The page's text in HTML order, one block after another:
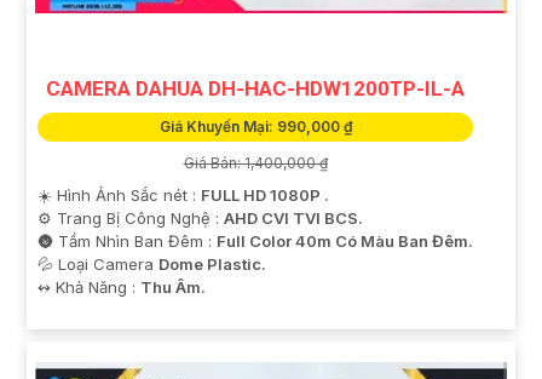
CAMERA DAHUA DH-HAC-HDW1200TP-IL-A
Giá Khuyến Mại: 990,000 ₫
Giá Bán: 1,400,000 ₫
☀️ Hình Ảnh Sắc nét : FULL HD 1080P .
⚙ Trang Bị Công Nghệ : AHD CVI TVI BCS.
🌚 Tầm Nhìn Ban Đêm : Full Color 40m Có Màu Ban Đêm.
💦 Loại Camera Dome Plastic.
️↭ Khả Năng : Thu Âm.